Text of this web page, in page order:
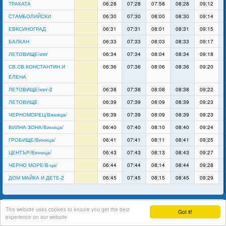
Got it!
This website uses cookies to ensure you get the best
experience on our website
ТРАКАТА
06:28 07:28 07:58 08:28 09:12
СТАМБОЛИЙСКИ
06:30 07:30 08:00 08:30 09:14
ЕВКСИНОГРАД
06:31 07:31 08:01 08:31 09:15
БАЛКАН
06:33 07:33 08:03 08:33 09:17
ЛЕТОВИЩЕ/кпп/
06:34 07:34 08:04 08:34 09:18
СВ.СВ.КОНСТАНТИН И
ЕЛЕНА
06:36 07:36 08:06 08:36 09:20
ЛЕТОВИЩЕ/кпп/-2 06:38 07:38 08:08 08:38 09:22
ЛЕТОВИЩЕ
06:39 07:39 08:09 08:39 09:23
ЧЕРНОМОРЕЦ/Виница/
06:39 07:39 08:09 08:39 09:23
ВИЛНА ЗОНА/Виница/
06:40 07:40 08:10 08:40 09:24
ГРОБИЩЕ/Виница/
06:41 07:41 08:11 08:41 09:25
ЦЕНТЪР/Виница/
06:43 07:43 08:13 08:43 09:27
ЧЕРНО МОРЕ/В-ца/
06:44 07:44 08:14 08:44 09:28
ДОМ МАЙКА И ДЕТЕ-2
06:45 07:45 08:15 08:45 09:29
support